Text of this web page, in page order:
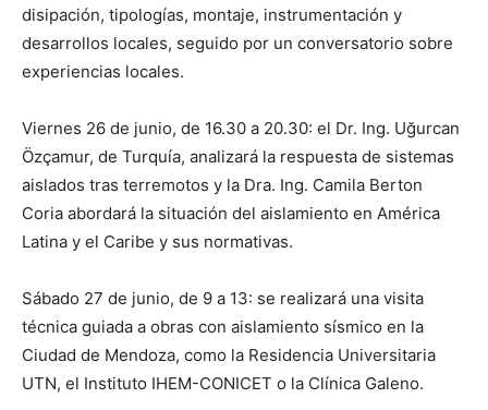
disipación, tipologías, montaje, instrumentación y
desarrollos locales, seguido por un conversatorio sobre
experiencias locales.
Viernes 26 de junio, de 16.30 a 20.30: el Dr. Ing. Uğurcan
Özçamur, de Turquía, analizará la respuesta de sistemas
aislados tras terremotos y la Dra. Ing. Camila Berton
Coria abordará la situación del aislamiento en América
Latina y el Caribe y sus normativas.
Sábado 27 de junio, de 9 a 13: se realizará una visita
técnica guiada a obras con aislamiento sísmico en la
Ciudad de Mendoza, como la Residencia Universitaria
UTN, el Instituto IHEM-CONICET o la Clínica Galeno.